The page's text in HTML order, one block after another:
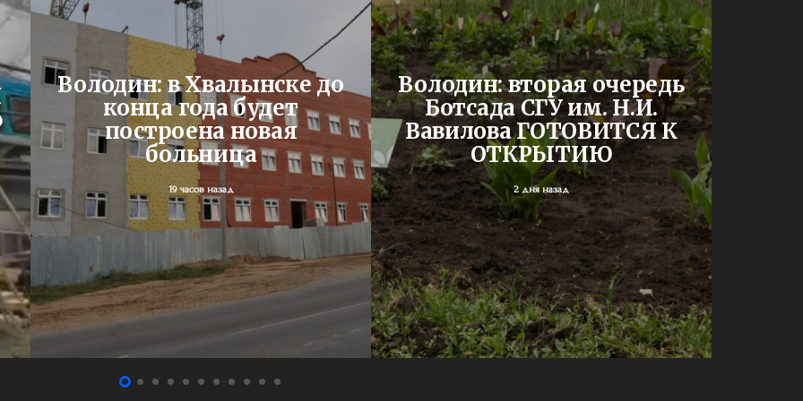
Володин: в Хвалынске до
конца года будет
построена новая
больница
19 часов назад
Володин: вторая очередь
Ботсада СГУ им. Н.И.
Вавилова ГОТОВИТСЯ К
ОТКРЫТИЮ
2 дня назад